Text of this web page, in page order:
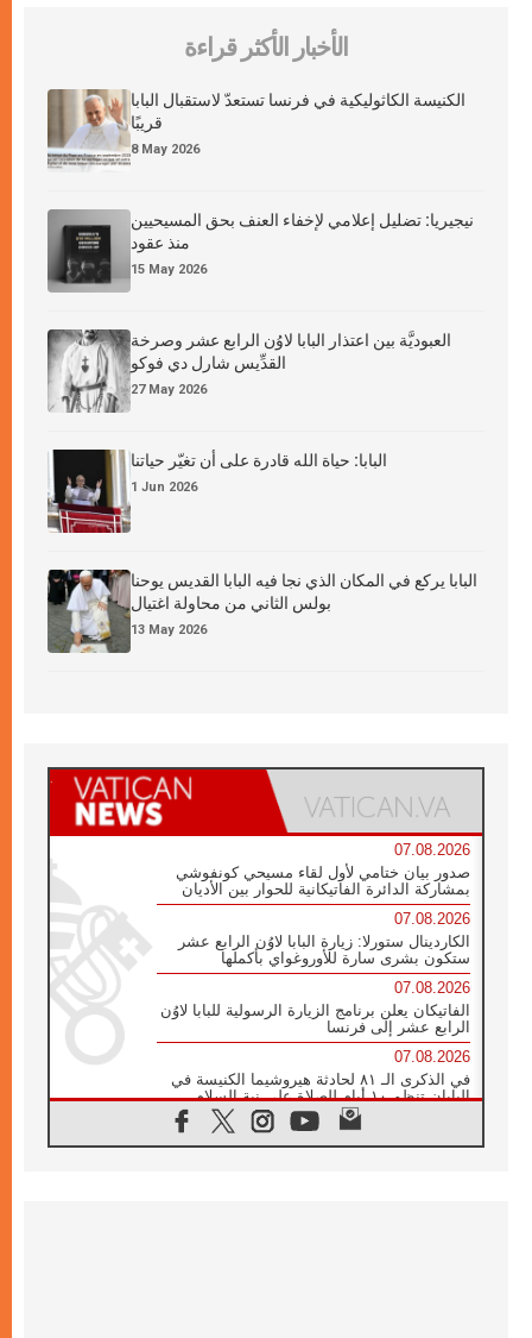
الأخبار الأكثر قراءة
الكنيسة الكاثوليكية في فرنسا تستعدّ لاستقبال البابا
قريبًا
8 May 2026
نيجيريا: تضليل إعلامي لإخفاء العنف بحق المسيحيين
منذ عقود
15 May 2026
العبوديَّة بين اعتذار البابا لاوُن الرابع عشر وصرخة
القدِّيس شارل دي فوكو
27 May 2026
البابا: حياة الله قادرة على أن تغيّر حياتنا
1 Jun 2026
البابا يركع في المكان الذي نجا فيه البابا القديس يوحنا
بولس الثاني من محاولة اغتيال
13 May 2026
07.08.2026
صدور بيان ختامي لأول لقاء مسيحي كونفوشي
بمشاركة الدائرة الفاتيكانية للحوار بين الأديان
07.08.2026
الكاردينال ستورلا: زيارة البابا لاوُن الرابع عشر
ستكون بشرى سارة للأوروغواي بأكملها
07.08.2026
الفاتيكان يعلن برنامج الزيارة الرسولية للبابا لاوُن
الرابع عشر إلى فرنسا
07.08.2026
في الذكرى الـ ٨١ لحادثة هيروشيما الكنيسة في
اليابان تنظم ١٠ أيام للصلاة على نية السلام
الكنيسة في الأوروغواي: زيارة البابا ستعزز